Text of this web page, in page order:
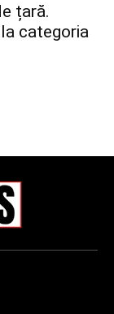
țară.
categoria